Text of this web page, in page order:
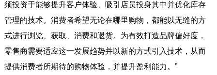
须投资于能够提升客户体验、吸引店员投身其中并优化库存
管理的技术。消费者希望无论在哪里购物，都能以无缝的方
式进行浏览、获取、消费和退货。为有效打造品牌偏好度，
零售商需要适应这一发展趋势并以新的方式引入技术，从而
提供消费者所期待的购物体验，并提升盈利能力。”